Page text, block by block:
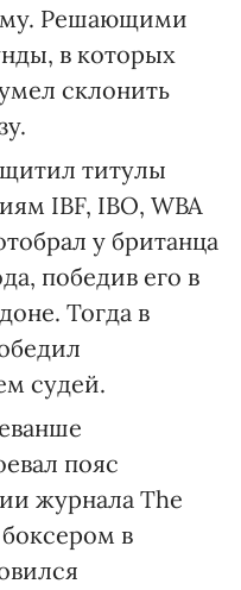
Решающими
в которых
склонить
титулы
IBF, IBO, WBA
у британца
победив его в
Тогда в
судей.
пояс
журнала The
в